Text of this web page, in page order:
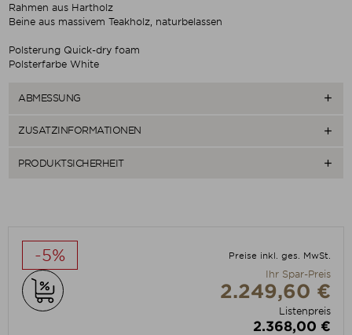
Rahmen aus Hartholz
Beine aus massivem Teakholz, naturbelassen
Polsterung Quick-dry foam
Polsterfarbe White
ABMESSUNG 
ZUSATZINFORMATIONEN 
PRODUKTSICHERHEIT 
-5% Preise inkl. ges. MwSt.
Ihr Spar-Preis
2.249,60 €
Listenpreis
2.368,00 €